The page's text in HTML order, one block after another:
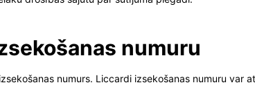
numuru
numurs. Liccardi izsekošanas numuru